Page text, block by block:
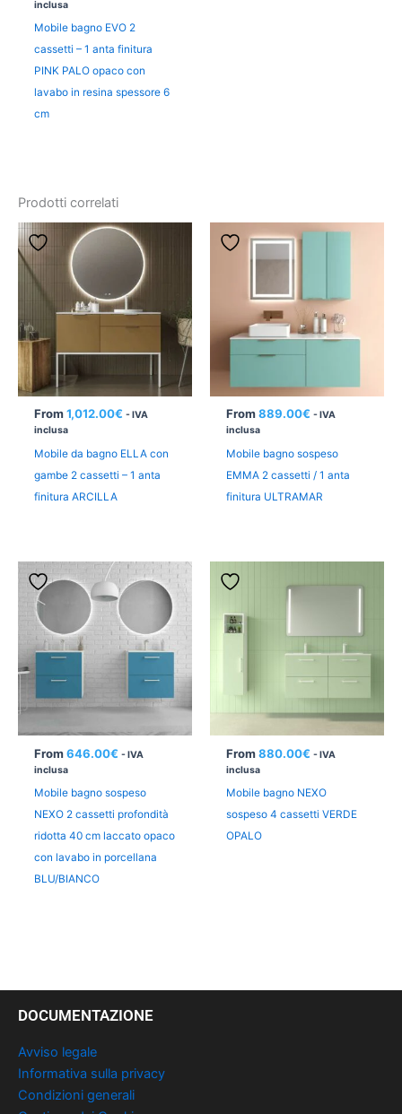
inclusa
Mobile bagno EVO 2
cassetti – 1 anta finitura
PINK PALO opaco con
lavabo in resina spessore 6
cm
Prodotti correlati
From 1,012.00€ - IVA
inclusa
Mobile da bagno ELLA con
gambe 2 cassetti – 1 anta
finitura ARCILLA
From 889.00€ - IVA
inclusa
Mobile bagno sospeso
EMMA 2 cassetti / 1 anta
finitura ULTRAMAR
From 646.00€ - IVA
inclusa
Mobile bagno sospeso
NEXO 2 cassetti profondità
ridotta 40 cm laccato opaco
con lavabo in porcellana
BLU/BIANCO
From 880.00€ - IVA
inclusa
Mobile bagno NEXO
sospeso 4 cassetti VERDE
OPALO
DOCUMENTAZIONE
Avviso legale
Informativa sulla privacy
Condizioni generali